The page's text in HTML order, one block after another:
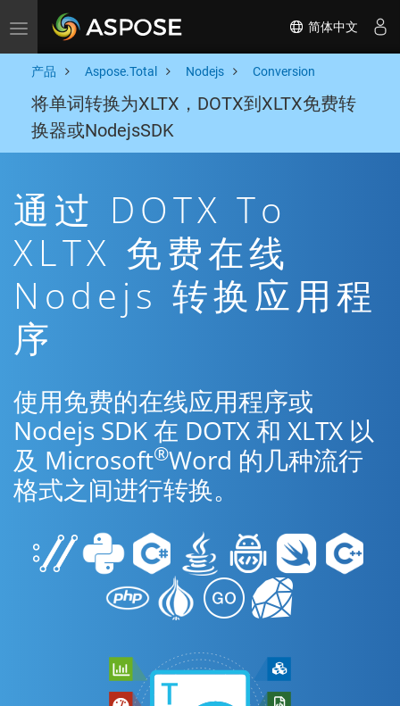
Toggle navigation 简体中文
产品 Aspose.Total Nodejs Conversion
将单词转换为XLTX，DOTX到XLTX免费转
换器或NodejsSDK
通过 DOTX To
XLTX 免费在线
Nodejs 转换应用程
序
使用免费的在线应用程序或
Nodejs SDK 在 DOTX 和 XLTX 以
及 Microsoft®Word 的几种流行
格式之间进行转换。